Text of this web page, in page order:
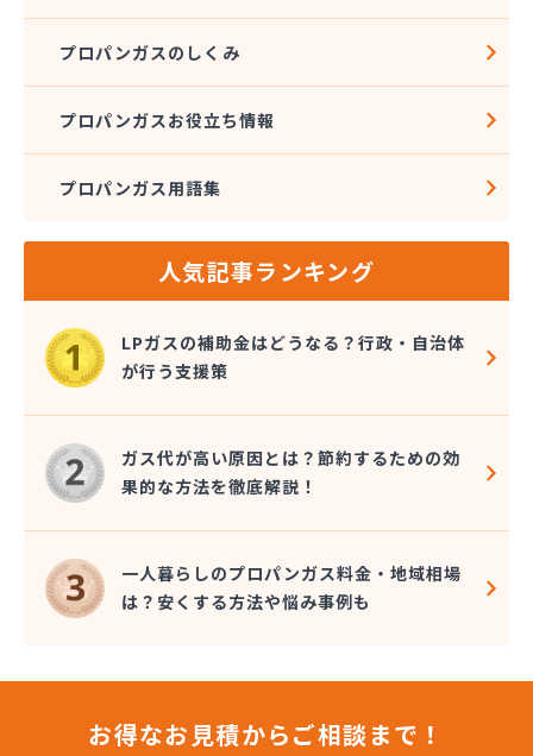
上松プロパン株式会社
新谷商店
西島石油
西日本石油瓦斯株式会社
大一ガス株式会社
大一ガス株式会社 東予営業所
大一ガス株式会社 南予営業所
大一ガス株式会社 四国中央営業所
大一ガス株式会社 宇和島営業所
大和酸素工業株式会社
朝日燃料店
長谷川ガス株式会社
長谷川酸素株式会社
東予液化ガス株式会社 オートガス南高下営業所
東予液化ガス株式会社 喜田村事業所
東予液化ガス株式会社 本社
藤村石油株式会社 エネルギー事業部-松山
藤村石油株式会社 本社
南予ガス協業組合
日豊ガス
プロパンガスのしくみ
プロパンガスお役立ち情報
プロパンガス用語集
人気記事ランキング
LPガスの補助金はどうなる？行政・自治体
が行う支援策
ガス代が高い原因とは？節約するための効
果的な方法を徹底解説！
一人暮らしのプロパンガス料金・地域相場
は？安くする方法や悩み事例も
お得なお見積からご相談まで！